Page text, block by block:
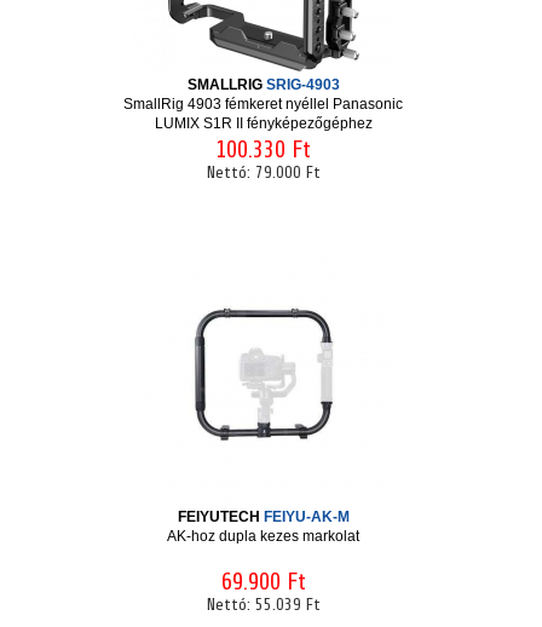
SMALLRIG SRIG-4903
SmallRig 4903 fémkeret nyéllel Panasonic
LUMIX S1R II fényképezőgéphez
100.330 Ft
Nettó: 79.000 Ft
FEIYUTECH FEIYU-AK-M
AK-hoz dupla kezes markolat
69.900 Ft
Nettó: 55.039 Ft